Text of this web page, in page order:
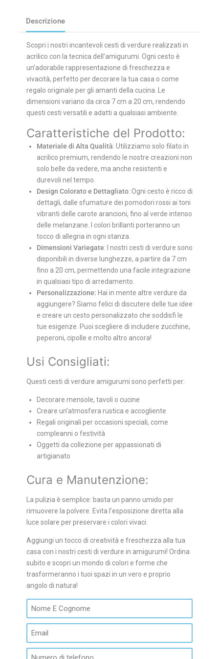
Descrizione
Scopri i nostri incantevoli cesti di verdure realizzati in
acrilico con la tecnica dell’amigurumi. Ogni cesto è
un’adorabile rappresentazione di freschezza e
vivacità, perfetto per decorare la tua casa o come
regalo originale per gli amanti della cucina. Le
dimensioni variano da circa 7 cm a 20 cm, rendendo
questi cesti versatili e adatti a qualsiasi ambiente.
Caratteristiche del Prodotto:
Materiale di Alta Qualità: Utilizziamo solo filato in
acrilico premium, rendendo le nostre creazioni non
solo belle da vedere, ma anche resistenti e
durevoli nel tempo.
Design Colorato e Dettagliato: Ogni cesto è ricco di
dettagli, dalle sfumature dei pomodori rossi ai toni
vibranti delle carote arancioni, fino al verde intenso
delle melanzane. I colori brillanti porteranno un
tocco di allegria in ogni stanza.
Dimensioni Variegate: I nostri cesti di verdure sono
disponibili in diverse lunghezze, a partire da 7 cm
fino a 20 cm, permettendo una facile integrazione
in qualsiasi tipo di arredamento.
Personalizzazione: Hai in mente altre verdure da
aggiungere? Siamo felici di discutere delle tue idee
e creare un cesto personalizzato che soddisfi le
tue esigenze. Puoi scegliere di includere zucchine,
peperoni, cipolle e molto altro ancora!
Usi Consigliati:
Questi cesti di verdure amigurumi sono perfetti per:
Decorare mensole, tavoli o cucine
Creare un’atmosfera rustica e accogliente
Regali originali per occasioni speciali, come
compleanni o festività
Oggetti da collezione per appassionati di
artigianato
Cura e Manutenzione:
La pulizia è semplice: basta un panno umido per
rimuovere la polvere. Evita l’esposizione diretta alla
luce solare per preservare i colori vivaci.
Aggiungi un tocco di creatività e freschezza alla tua
casa con i nostri cesti di verdure in amigurumi! Ordina
subito e scopri un mondo di colori e forme che
trasformeranno i tuoi spazi in un vero e proprio
angolo di natura!